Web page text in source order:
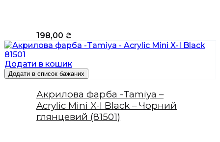
198,00 ₴
Додати в кошик
Додати в список бажаних
Акрилова фарба -Tamiya –
Acrylic Mini X-I Black – Чорний
глянцевий (81501)